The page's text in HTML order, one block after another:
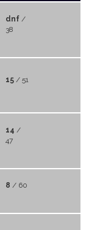
dnf/
38
15/ 51
14 /
47
8 / 60